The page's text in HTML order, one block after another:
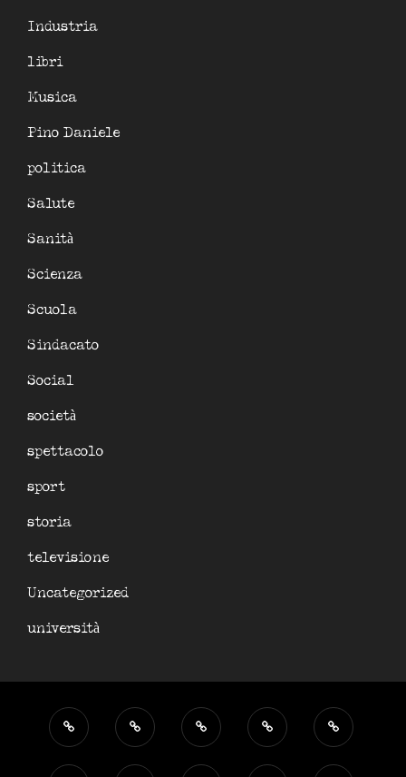
Industria
libri
Musica
Pino Daniele
politica
Salute
Sanità
Scienza
Scuola
Sindacato
Social
società
spettacolo
sport
storia
televisione
Uncategorized
università